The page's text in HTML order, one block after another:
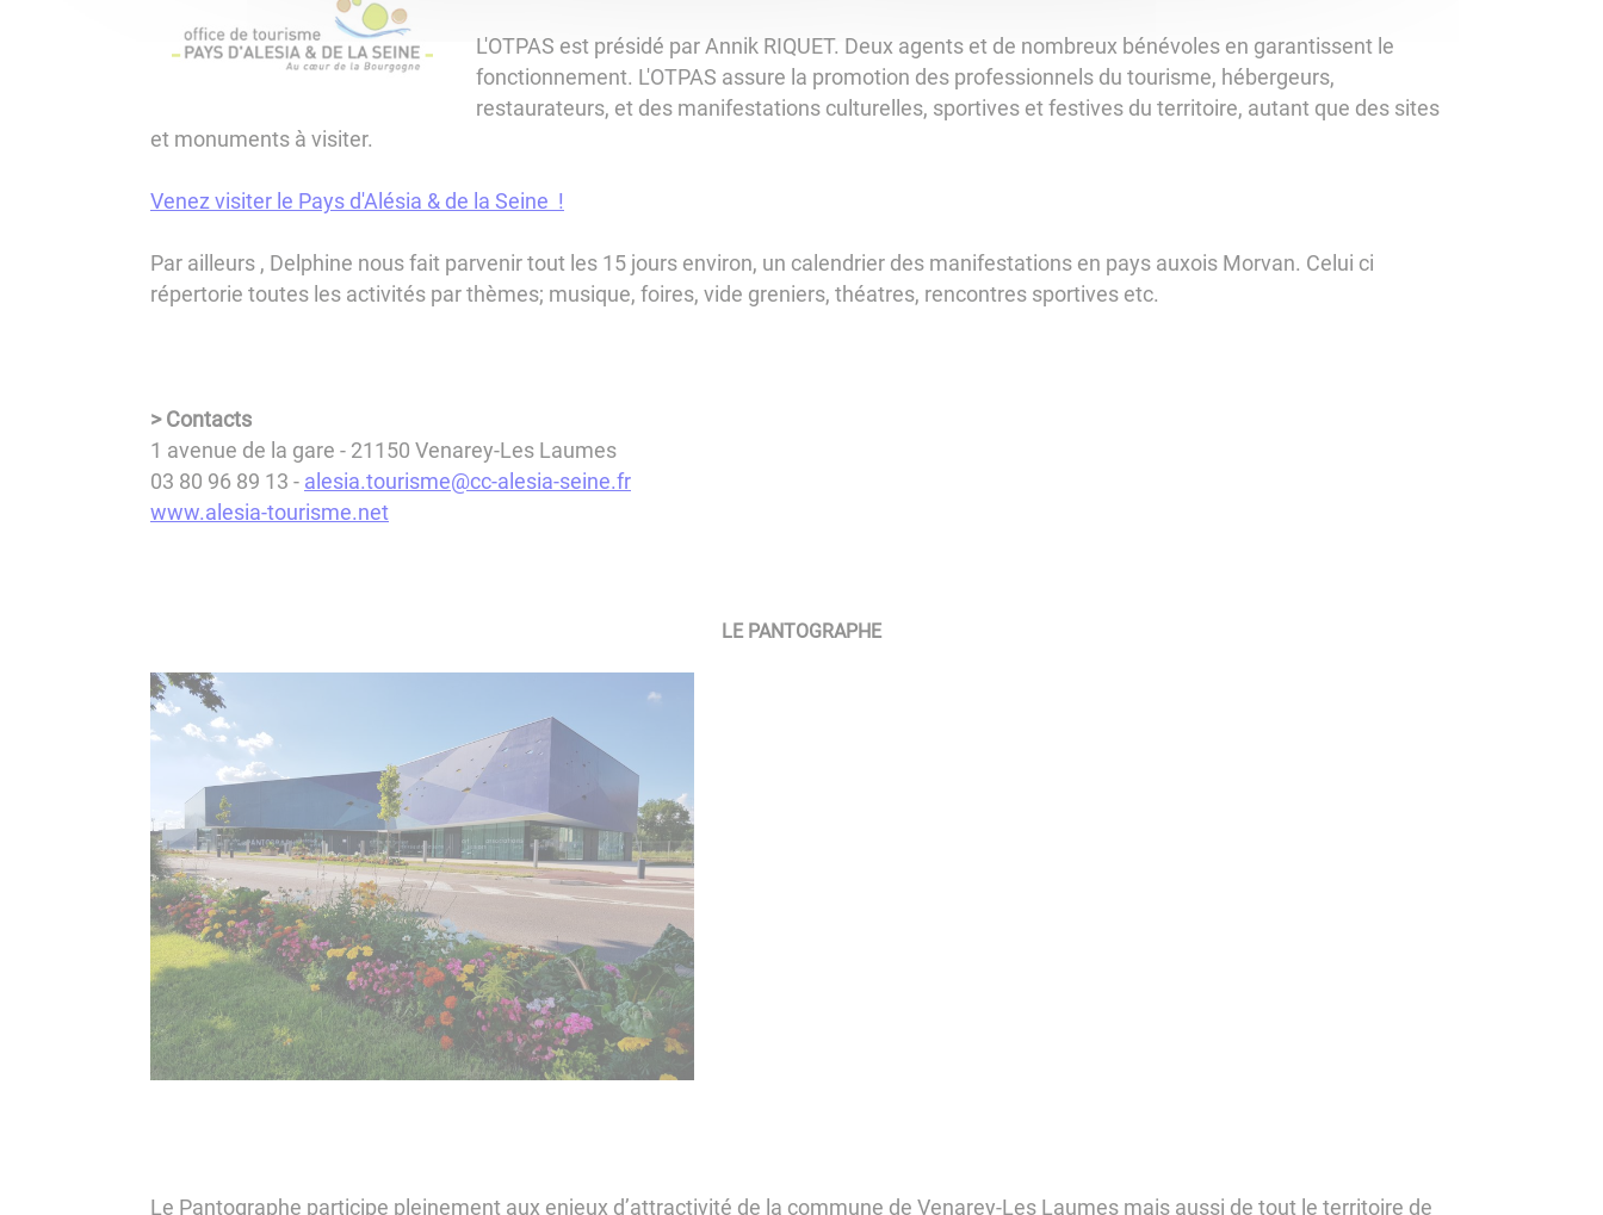
L'OTPAS est présidé par Annik RIQUET. Deux agents et de nombreux bénévoles en garantissent le
fonctionnement. L'OTPAS assure la promotion des professionnels du tourisme, hébergeurs,
restaurateurs, et des manifestations culturelles, sportives et festives du territoire, autant que des sites
et monuments à visiter.
Venez visiter le Pays d'Alésia & de la Seine !
Par ailleurs , Delphine nous fait parvenir tout les 15 jours environ, un calendrier des manifestations en pays auxois Morvan. Celui ci
répertorie toutes les activités par thèmes; musique, foires, vide greniers, théatres, rencontres sportives etc.
> Contacts
1 avenue de la gare - 21150 Venarey-Les Laumes
03 80 96 89 13 - alesia.tourisme@cc-alesia-seine.fr
www.alesia-tourisme.net
LE PANTOGRAPHE
Le Pantographe participe pleinement aux enjeux d’attractivité de la commune de Venarey-Les Laumes mais aussi de tout le territoire de